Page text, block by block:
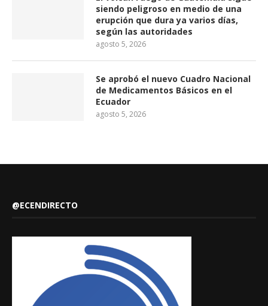
siendo peligroso en medio de una
erupción que dura ya varios días,
según las autoridades
agosto 5, 2026
Se aprobó el nuevo Cuadro Nacional
de Medicamentos Básicos en el
Ecuador
agosto 5, 2026
@ECENDIRECTO